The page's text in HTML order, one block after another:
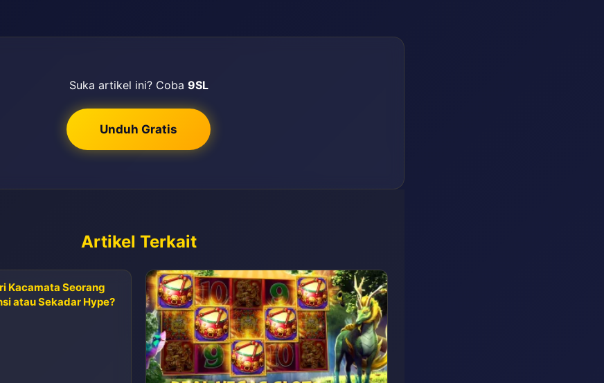
Suka artikel ini? Coba 9SL
Unduh Gratis
Artikel Terkait
Kacamata Seorang
atau Sekadar Hype?